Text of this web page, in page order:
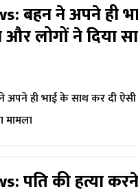
बहन ने अपने ही
और लोगों ने दिया
ही भाई के साथ कर दी
पति की हत्या